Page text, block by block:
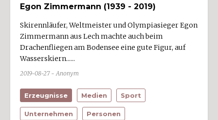
Egon Zimmermann (1939 - 2019)
Skirennläufer, Weltmeister und Olympiasieger Egon
Zimmermann aus Lech machte auch beim
Drachenfliegen am Bodensee eine gute Figur, auf
Wasserskiern......
2019-08-27 - Anonym
Erzeugnisse Medien Sport
Unternehmen Personen